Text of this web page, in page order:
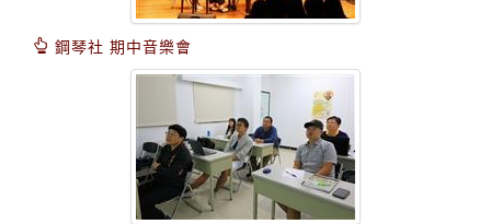
鋼琴社 期中音樂會